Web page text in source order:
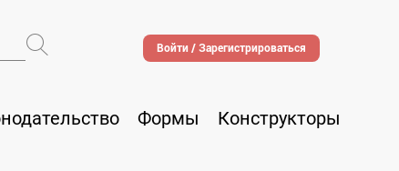
Войти / Зарегистрироваться
Формы
Конструкторы